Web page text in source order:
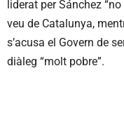
liderat per Sánchez
veu de Catalunya,
s’acusa el Govern de
diàleg “molt pobre”.